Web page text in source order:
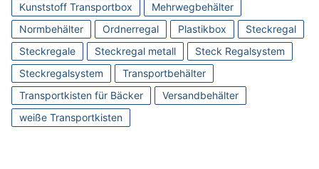
Kunststoff Transportbox
Mehrwegbehälter
Normbehälter
Ordnerregal Plastikbox
Steckregal
Steckregale
Steckregal metall
Steck Regalsystem
Steckregalsystem
Transportbehälter
Transportkisten für Bäcker
Versandbehälter
weiße Transportkisten